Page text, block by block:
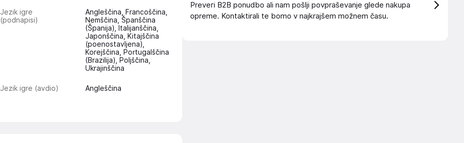
Jezik igre
(podnapisi)
Angleščina, Francoščina,
Nemščina, Španščina
(Španija), Italijanščina,
Japonščina, Kitajščina
(poenostavljena),
Korejščina, Portugalščina
(Brazilija), Poljščina,
Ukrajinščina
Jezik igre (avdio) Angleščina
Preveri B2B ponudbo ali nam pošlji povpraševanje glede nakupa
opreme. Kontaktirali te bomo v najkrajšem možnem času.